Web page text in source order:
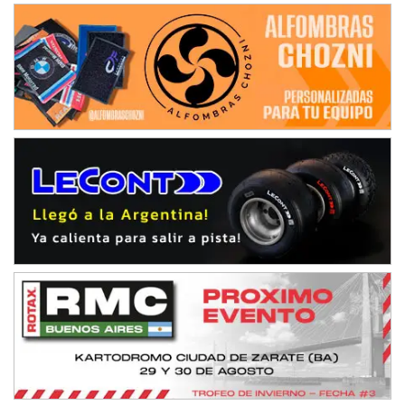
IAME SERIES ARGENTINA 6
Ramiro Tot (Asfalto)
Baradero (Buenos Aires)
KDO - F6
Ciudad de Trenque Lauquen (Asfalto)
ENTRERRIANO - F6 (POSTERGADA)
Villaguay (Entre Ríos)
Victoria (Entre Ríos)
PATAGONICO - F6
Moto Club Reginense (Tierra)
Gral. E. Godoy (Río Negro)
CSK - F7